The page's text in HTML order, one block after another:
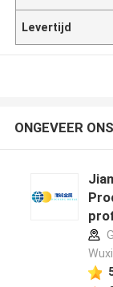
Levertijd
ONGEVEER ONS